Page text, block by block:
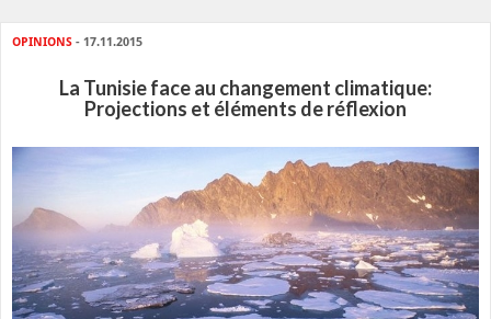
OPINIONS - 17.11.2015
La Tunisie face au changement climatique:
Projections et éléments de réflexion